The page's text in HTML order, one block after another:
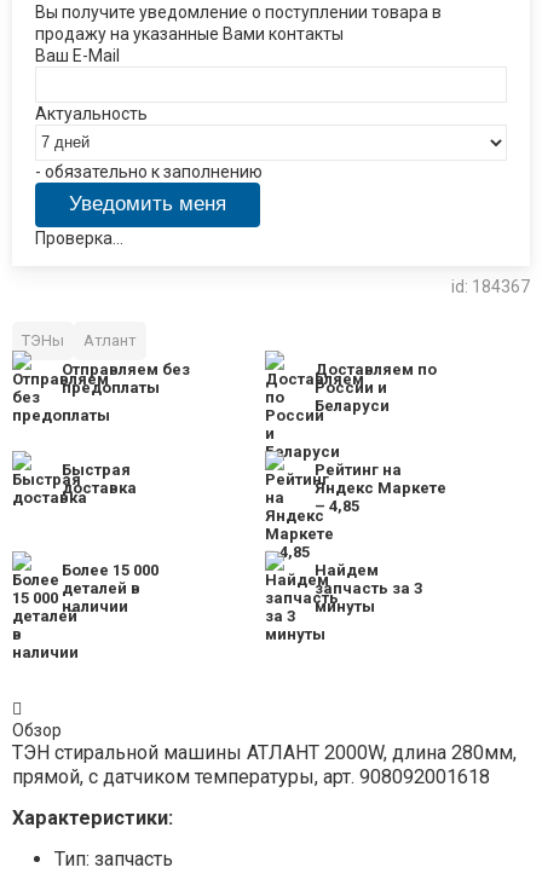
Вы получите уведомление о поступлении товара в
продажу на указанные Вами контакты
Ваш E-Mail
Актуальность
- обязательно к заполнению
Проверка...
id: 184367
ТЭНы
Атлант
Отправляем без
предоплаты
Доставляем по
России и
Беларуси
Быстрая
доставка
Рейтинг на
Яндекс Маркете
– 4,85
Более 15 000
деталей в
наличии
Найдем
запчасть за 3
минуты
Обзор
ТЭН стиральной машины АТЛАНТ 2000W, длина 280мм,
прямой, с датчиком температуры, арт. 908092001618
Характеристики:
Тип: запчасть